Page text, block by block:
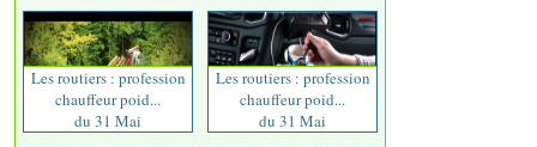
Les routiers : profession
chauffeur poid...
du 31 Mai
Les routiers : profession
chauffeur poid...
du 31 Mai